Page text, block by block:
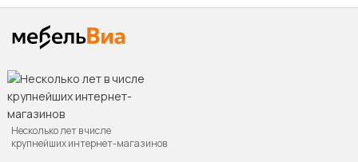
Несколько лет в числе
крупнейших интернет-магазинов